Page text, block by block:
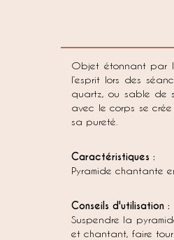
Objet étonnant par
l’esprit lors des
quartz, ou sable de
avec le corps se
sa pureté.
Caractéristiques :
Pyramide chantante
Conseils d'utilisation :
Suspendre la
et chantant, faire